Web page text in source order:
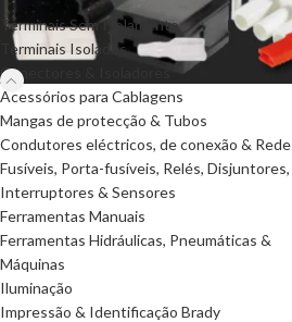
Terminais Sem Isolamento
Terminais Isolados
Conectores & Isoladores
Acessórios para Cablagens
Mangas de protecção & Tubos
Condutores eléctricos, de conexão & Rede
Fusíveis, Porta-fusíveis, Relés, Disjuntores,
Interruptores & Sensores
Ferramentas Manuais
Ferramentas Hidráulicas, Pneumáticas &
Máquinas
Iluminação
Impressão & Identificação Brady